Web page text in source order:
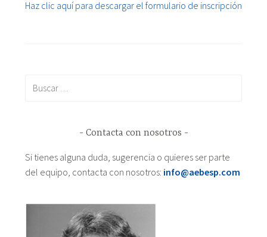
Haz clic aquí para descargar el formulario de inscripción
Contacta con nosotros
Si tienes alguna duda, sugerencia o quieres ser parte
del equipo, contacta con nosotros: info@aebesp.com